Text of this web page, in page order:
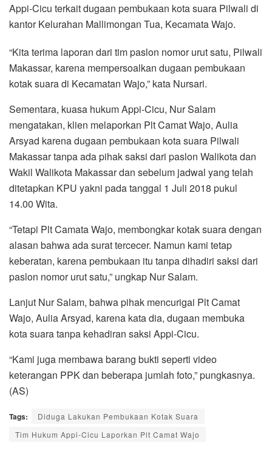
Appi-Cicu terkait dugaan pembukaan kota suara Pilwali di
kantor Kelurahan Mallimongan Tua, Kecamata Wajo.
“Kita terima laporan dari tim paslon nomor urut satu, Pilwali
Makassar, karena mempersoalkan dugaan pembukaan
kotak suara di Kecamatan Wajo,” kata Nursari.
Sementara, kuasa hukum Appi-Cicu, Nur Salam
mengatakan, klien melaporkan Plt Camat Wajo, Aulia
Arsyad karena dugaan pembukaan kota suara Pilwali
Makassar tanpa ada pihak saksi dari paslon Walikota dan
Wakil Walikota Makassar dan sebelum jadwal yang telah
ditetapkan KPU yakni pada tanggal 1 Juli 2018 pukul
14.00 Wita.
“Tetapi Plt Camata Wajo, membongkar kotak suara dengan
alasan bahwa ada surat tercecer. Namun kami tetap
keberatan, karena pembukaan itu tanpa dihadiri saksi dari
paslon nomor urut satu,” ungkap Nur Salam.
Lanjut Nur Salam, bahwa pihak mencurigai Plt Camat
Wajo, Aulia Arsyad, karena kata dia, dugaan membuka
kota suara tanpa kehadiran saksi Appi-Cicu.
“Kami juga membawa barang bukti seperti video
keterangan PPK dan beberapa jumlah foto,” pungkasnya.
(AS)
Tags:
Diduga Lakukan Pembukaan Kotak Suara
Tim Hukum Appi-Cicu Laporkan Plt Camat Wajo